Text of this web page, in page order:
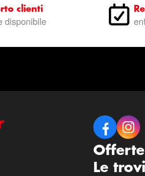
clienti
disponibile
Le